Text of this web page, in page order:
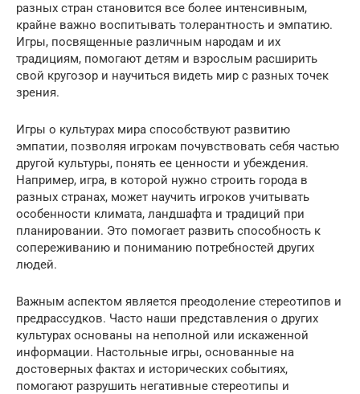
разных стран становится все более интенсивным,
крайне важно воспитывать толерантность и эмпатию.
Игры, посвященные различным народам и их
традициям, помогают детям и взрослым расширить
свой кругозор и научиться видеть мир с разных точек
зрения.
Игры о культурах мира способствуют развитию
эмпатии, позволяя игрокам почувствовать себя частью
другой культуры, понять ее ценности и убеждения.
Например, игра, в которой нужно строить города в
разных странах, может научить игроков учитывать
особенности климата, ландшафта и традиций при
планировании. Это помогает развить способность к
сопереживанию и пониманию потребностей других
людей.
Важным аспектом является преодоление стереотипов и
предрассудков. Часто наши представления о других
культурах основаны на неполной или искаженной
информации. Настольные игры, основанные на
достоверных фактах и исторических событиях,
помогают разрушить негативные стереотипы и